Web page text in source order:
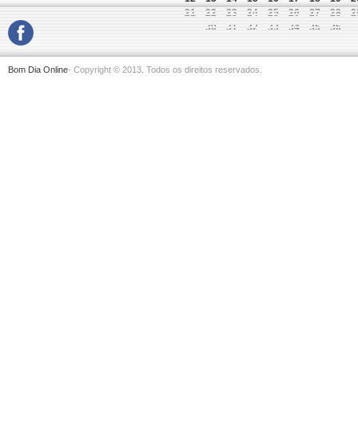
21
22 23 24 25 26 27 28
30
31 32 33 34 35 36
Bom Dia Online- Copyright © 2013. Todos os direitos reservados.